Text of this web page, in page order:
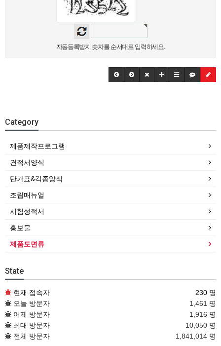
자동등록방지 숫자를 순서대로 입력하세요.
Category
제품제작프로그램
견적서양식
단가표&각종양식
조립매뉴얼
시험성적서
홍보물
제품도면류
State
현재 접속자
230 명
오늘 방문자
1,461 명
어제 방문자
1,916 명
최대 방문자
10,050 명
전체 방문자
1,841,014 명